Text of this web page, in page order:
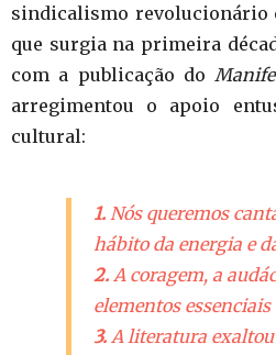
sindicalismo revolucionário
que surgia na primeira
com a publicação do
arregimentou o apoio
cultural:
1. Nós queremos
hábito da energia e
2. A coragem, a
elementos essenciais
3. A literatura